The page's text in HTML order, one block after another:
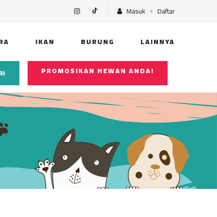
Masuk Daftar
IKAN BURUNG LAINNYA
PROMOSIKAN HEWAN ANDA!